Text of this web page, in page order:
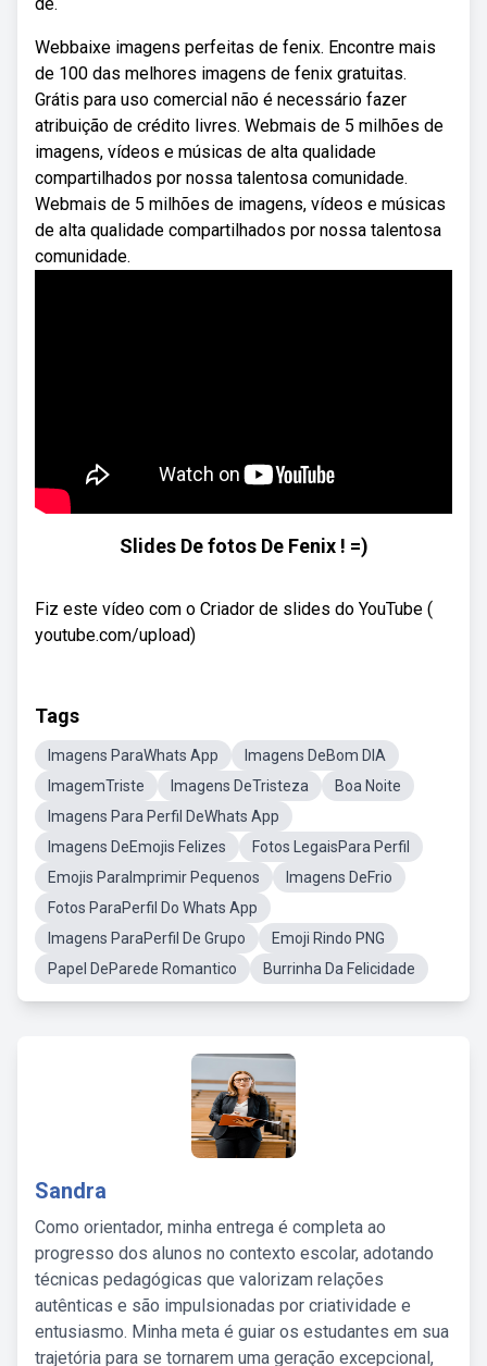
Webbaixe imagens perfeitas de fenix. Encontre mais
de 100 das melhores imagens de fenix gratuitas.
Grátis para uso comercial não é necessário fazer
atribuição de crédito livres. Webmais de 5 milhões de
imagens, vídeos e músicas de alta qualidade
compartilhados por nossa talentosa comunidade.
Webmais de 5 milhões de imagens, vídeos e músicas
de alta qualidade compartilhados por nossa talentosa
comunidade.
Slides De fotos De Fenix ! =)
Fiz este vídeo com o Criador de slides do YouTube (
youtube.com/upload)
Tags
Imagens ParaWhats App
Imagens DeBom DIA
ImagemTriste
Imagens DeTristeza
Boa Noite
Imagens Para Perfil DeWhats App
Imagens DeEmojis Felizes
Fotos LegaisPara Perfil
Emojis ParaImprimir Pequenos
Imagens DeFrio
Fotos ParaPerfil Do Whats App
Imagens ParaPerfil De Grupo
Emoji Rindo PNG
Papel DeParede Romantico
Burrinha Da Felicidade
Sandra
Como orientador, minha entrega é completa ao
progresso dos alunos no contexto escolar, adotando
técnicas pedagógicas que valorizam relações
autênticas e são impulsionadas por criatividade e
entusiasmo. Minha meta é guiar os estudantes em sua
trajetória para se tornarem uma geração excepcional,